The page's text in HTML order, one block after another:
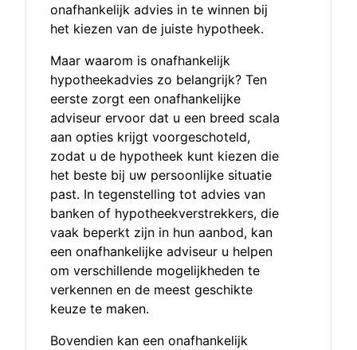
onafhankelijk advies in te winnen bij
het kiezen van de juiste hypotheek.
Maar waarom is onafhankelijk
hypotheekadvies zo belangrijk? Ten
eerste zorgt een onafhankelijke
adviseur ervoor dat u een breed scala
aan opties krijgt voorgeschoteld,
zodat u de hypotheek kunt kiezen die
het beste bij uw persoonlijke situatie
past. In tegenstelling tot advies van
banken of hypotheekverstrekkers, die
vaak beperkt zijn in hun aanbod, kan
een onafhankelijke adviseur u helpen
om verschillende mogelijkheden te
verkennen en de meest geschikte
keuze te maken.
Bovendien kan een onafhankelijk